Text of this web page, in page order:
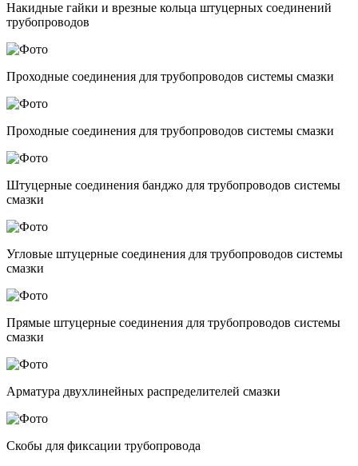
Накидные гайки и врезные кольца штуцерных соединений
трубопроводов
Проходные соединения для трубопроводов системы смазки
Проходные соединения для трубопроводов системы смазки
Штуцерные соединения банджо для трубопроводов системы
смазки
Угловые штуцерные соединения для трубопроводов системы
смазки
Прямые штуцерные соединения для трубопроводов системы
смазки
Арматура двухлинейных распределителей смазки
Скобы для фиксации трубопровода